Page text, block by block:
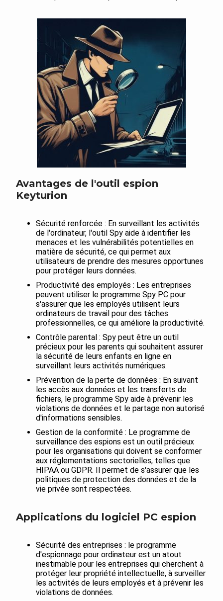
Avantages de l'outil espion
Keyturion
Sécurité renforcée : En surveillant les activités
de l'ordinateur, l'outil Spy aide à identifier les
menaces et les vulnérabilités potentielles en
matière de sécurité, ce qui permet aux
utilisateurs de prendre des mesures opportunes
pour protéger leurs données.
Productivité des employés : Les entreprises
peuvent utiliser le programme Spy PC pour
s'assurer que les employés utilisent leurs
ordinateurs de travail pour des tâches
professionnelles, ce qui améliore la productivité.
Contrôle parental : Spy peut être un outil
précieux pour les parents qui souhaitent assurer
la sécurité de leurs enfants en ligne en
surveillant leurs activités numériques.
Prévention de la perte de données : En suivant
les accès aux données et les transferts de
fichiers, le programme Spy aide à prévenir les
violations de données et le partage non autorisé
d'informations sensibles.
Gestion de la conformité : Le programme de
surveillance des espions est un outil précieux
pour les organisations qui doivent se conformer
aux réglementations sectorielles, telles que
HIPAA ou GDPR. Il permet de s'assurer que les
politiques de protection des données et de la
vie privée sont respectées.
Applications du logiciel PC espion
Sécurité des entreprises : le programme
d'espionnage pour ordinateur est un atout
inestimable pour les entreprises qui cherchent à
protéger leur propriété intellectuelle, à surveiller
les activités de leurs employés et à prévenir les
violations de données.